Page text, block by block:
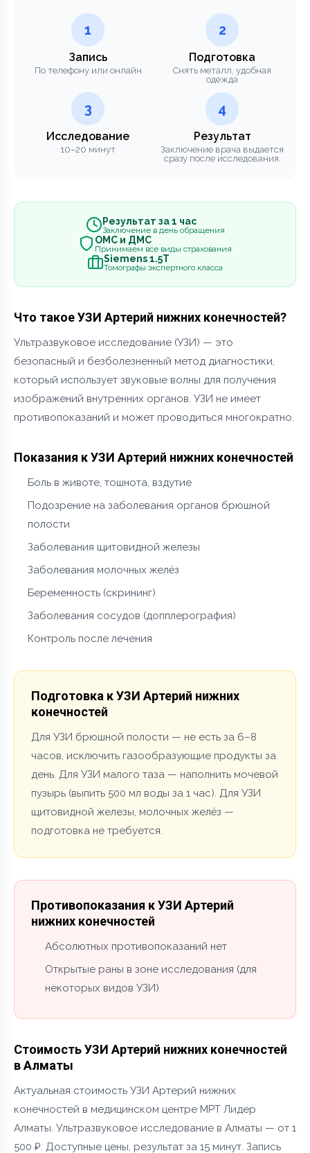
1
Запись
По телефону или онлайн
2
Подготовка
Снять металл, удобная
одежда
3
Исследование
10–20 минут
4
Результат
Заключение врача выдается
сразу после исследования.
Результат за 1 час
Заключение в день обращения
ОМС и ДМС
Принимаем все виды страхования
Siemens 1.5Т
Томографы экспертного класса
Что такое УЗИ Артерий нижних конечностей?
Ультразвуковое исследование (УЗИ) — это
безопасный и безболезненный метод диагностики,
который использует звуковые волны для получения
изображений внутренних органов. УЗИ не имеет
противопоказаний и может проводиться многократно.
Показания к УЗИ Артерий нижних конечностей
Боль в животе, тошнота, вздутие
Подозрение на заболевания органов брюшной
полости
Заболевания щитовидной железы
Заболевания молочных желёз
Беременность (скрининг)
Заболевания сосудов (допплерография)
Контроль после лечения
Подготовка к УЗИ Артерий нижних
конечностей
Для УЗИ брюшной полости — не есть за 6–8
часов, исключить газообразующие продукты за
день. Для УЗИ малого таза — наполнить мочевой
пузырь (выпить 500 мл воды за 1 час). Для УЗИ
щитовидной железы, молочных желёз —
подготовка не требуется.
Противопоказания к УЗИ Артерий
нижних конечностей
Абсолютных противопоказаний нет
Открытые раны в зоне исследования (для
некоторых видов УЗИ)
Стоимость УЗИ Артерий нижних конечностей
в Алматы
Актуальная стоимость УЗИ Артерий нижних
конечностей в медицинском центре МРТ Лидер
Алматы. Ультразвуковое исследование в Алматы — от 1
500 ₽. Доступные цены, результат за 15 минут. Запись